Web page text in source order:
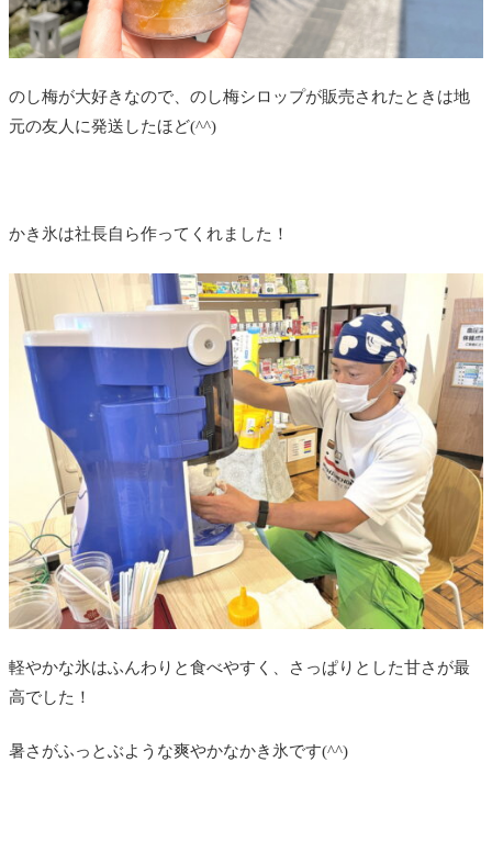
のし梅が大好きなので、のし梅シロップが販売されたときは地
元の友人に発送したほど(^^)
かき氷は社長自ら作ってくれました！
軽やかな氷はふんわりと食べやすく、さっぱりとした甘さが最
高でした！
暑さがふっとぶような爽やかなかき氷です(^^)